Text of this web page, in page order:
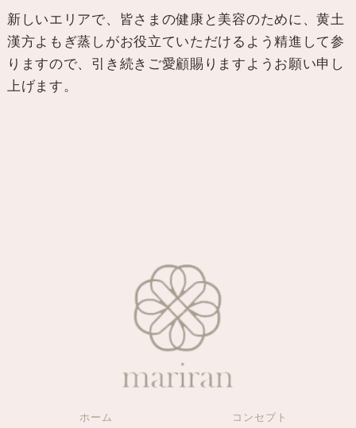
新しいエリアで、皆さまの健康と美容のために、黄土
漢方よもぎ蒸しがお役立ていただけるよう精進して参
りますので、引き続きご愛顧賜りますようお願い申し
上げます。
ホーム コンセプト